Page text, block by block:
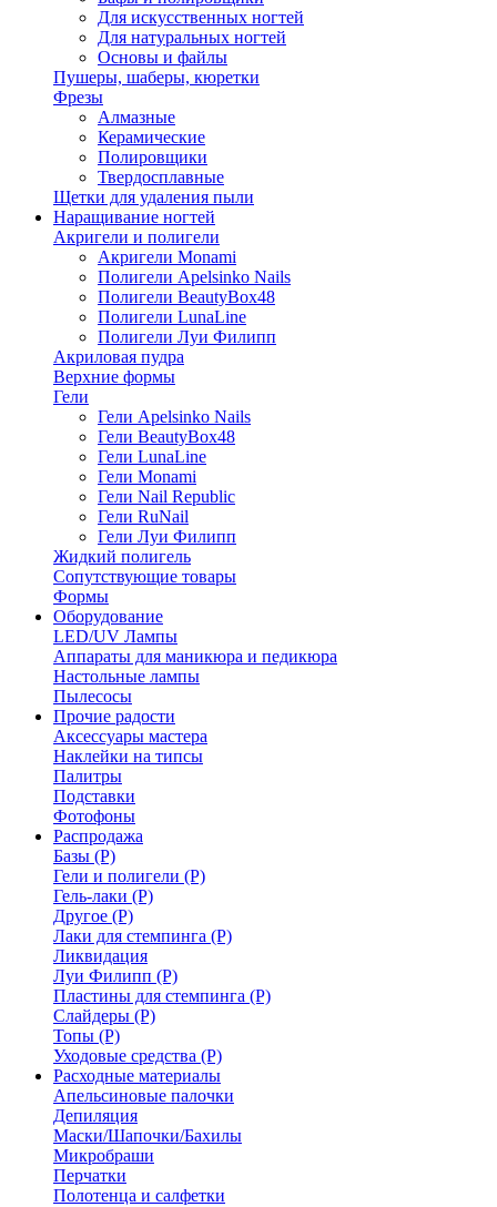
Для искусственных ногтей
Для натуральных ногтей
Основы и файлы
Пушеры, шаберы, кюретки
Фрезы
Алмазные
Керамические
Полировщики
Твердосплавные
Щетки для удаления пыли
Наращивание ногтей
Акригели и полигели
Акригели Monami
Полигели Apelsinko Nails
Полигели BeautyBox48
Полигели LunaLine
Полигели Луи Филипп
Акриловая пудра
Верхние формы
Гели
Гели Apelsinko Nails
Гели BeautyBox48
Гели LunaLine
Гели Monami
Гели Nail Republic
Гели RuNail
Гели Луи Филипп
Жидкий полигель
Сопутствующие товары
Формы
Оборудование
LED/UV Лампы
Аппараты для маникюра и педикюра
Настольные лампы
Пылесосы
Прочие радости
Аксессуары мастера
Наклейки на типсы
Палитры
Подставки
Фотофоны
Распродажа
Базы (Р)
Гели и полигели (Р)
Гель-лаки (Р)
Другое (Р)
Лаки для стемпинга (Р)
Ликвидация
Луи Филипп (Р)
Пластины для стемпинга (Р)
Слайдеры (Р)
Топы (Р)
Уходовые средства (Р)
Расходные материалы
Апельсиновые палочки
Депиляция
Маски/Шапочки/Бахилы
Микробраши
Перчатки
Полотенца и салфетки